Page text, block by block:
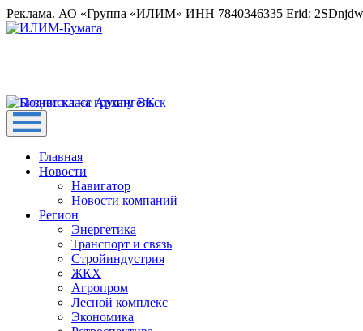
Реклама. АО «Группа «ИЛИМ» ИНН 7840346335 Erid:
Главная
Новости
Навигатор
Новости компаний
Регион
Энергетика
Транспорт и связь
Стройиндустрия
ЖКХ
Агропром
Лесной комплекс
Экономика